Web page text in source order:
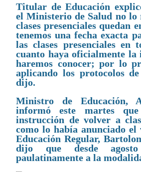
Titular de Educación
el Ministerio de Salud no lo
clases presenciales quedan
tenemos una fecha exacta
las clases presenciales en
cuanto haya oficialmente la
haremos conocer; por lo
aplicando los protocolos
dijo.
Ministro de Educación,
informó este martes
instrucción de volver a
como lo había anunciado
Educación Regular,
dijo que desde
paulatinamente a la